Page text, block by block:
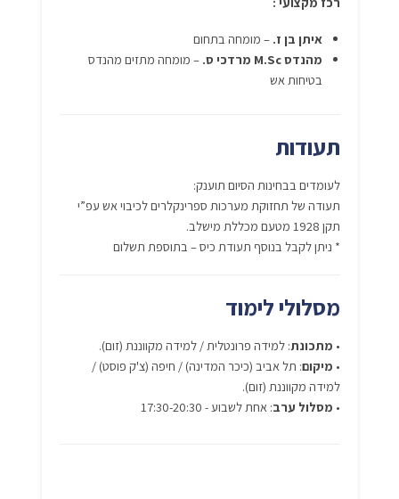
איתן בן ז. – מומחה בתחום
מהנדס M.Sc מרדכי ס.
– מומחה מתזים מהנדס
בטיחות אש
תעודות
לעומדים בבחינות הסיום תוענק:
תעודה של תחזוקת מערכות ספרינקלרים לכיבוי אש עפ”י
תקן 1928 מטעם מכללת מישלב.
* ניתן לקבל בנוסף תעודת כיס – בתוספת תשלום
מסלולי לימוד
• מתכונת: למידה פרונטלית / למידה מקווננת (זום).
• מיקום: תל אביב (כיכר המדינה) / חיפה (צ'ק פוסט) /
למידה מקווננת (זום).
• מסלול ערב: אחת לשבוע - 17:30-20:30